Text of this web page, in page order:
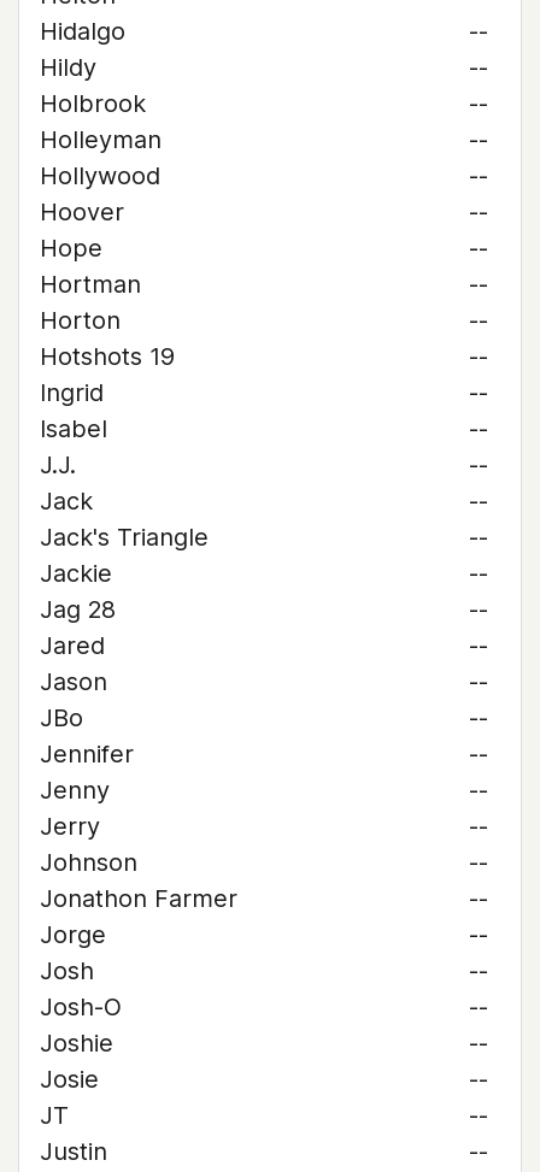
Hidalgo
--
Hildy
--
Holbrook
--
Holleyman
--
Hollywood
--
Hoover
--
Hope
--
Hortman
--
Horton
--
Hotshots 19
--
Ingrid
--
Isabel
--
J.J.
--
Jack
--
Jack's Triangle
--
Jackie
--
Jag 28
--
Jared
--
Jason
--
JBo
--
Jennifer
--
Jenny
--
Jerry
--
Johnson
--
Jonathon Farmer
--
Jorge
--
Josh
--
Josh-O
--
Joshie
--
Josie
--
JT
--
Justin
--